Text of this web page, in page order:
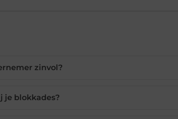
zinvol?
je blokkades?